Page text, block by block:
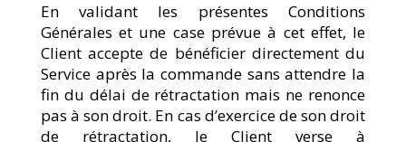
En validant les présentes Conditions
Générales et une case prévue à cet effet, le
Client accepte de bénéficier directement du
Service après la commande sans attendre la
fin du délai de rétractation mais ne renonce
pas à son droit. En cas d’exercice de son droit
de rétractation, le Client verse à